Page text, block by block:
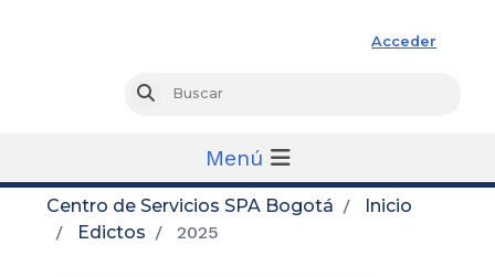
Acceder
Buscar
Menú
Centro de Servicios SPA Bogotá
Inicio
Edictos
2025